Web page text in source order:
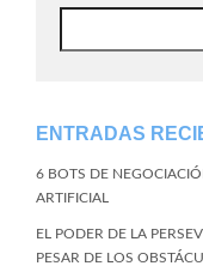
ENTRADAS
6 BOTS DE
ARTIFICIAL
EL PODER DE LA
PESAR DE LOS